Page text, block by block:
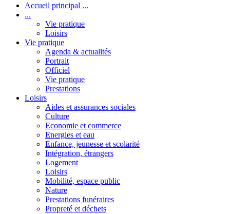
Accueil principal ...
...
Vie pratique
Loisirs
Vie pratique
Agenda & actualités
Portrait
Officiel
Vie pratique
Prestations
Loisirs
Aides et assurances sociales
Culture
Economie et commerce
Energies et eau
Enfance, jeunesse et scolarité
Intégration, étrangers
Logement
Loisirs
Mobilité, espace public
Nature
Prestations funéraires
Propreté et déchets